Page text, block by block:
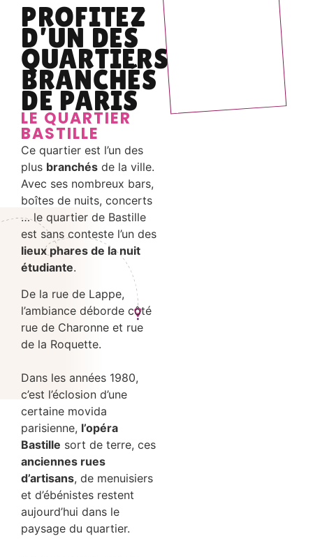
PROFITEZ
D’UN DES
QUARTIERS
BRANCHÉS
DE PARIS
LE QUARTIER
BASTILLE
Ce quartier est l’un des
plus branchés de la ville.
Avec ses nombreux bars,
boîtes de nuits, concerts
… le quartier de Bastille
est sans conteste l’un des
lieux phares de la nuit
étudiante.
De la rue de Lappe,
l’ambiance déborde côté
rue de Charonne et rue
de la Roquette.
Dans les années 1980,
c’est l’éclosion d’une
certaine movida
parisienne, l’opéra
Bastille sort de terre, ces
anciennes rues
d’artisans, de menuisiers
et d’ébénistes restent
aujourd’hui dans le
paysage du quartier.